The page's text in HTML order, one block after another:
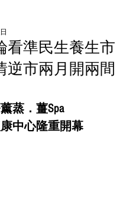
看準民生養生市
逆市兩月開兩間
蒸．薑Spa
中心隆重開幕